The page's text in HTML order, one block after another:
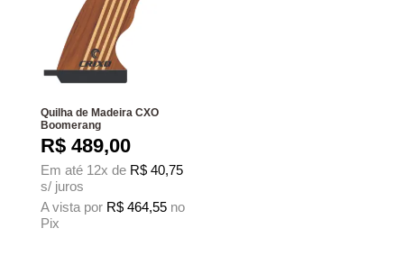
Quilha de Madeira CXO
Boomerang
R$ 489,00
Em até 12x de R$ 40,75
s/ juros
A vista por R$ 464,55 no
Pix